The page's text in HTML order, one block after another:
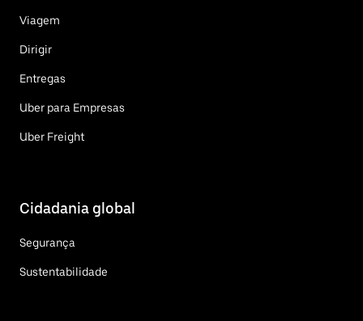
Viagem
Dirigir
Entregas
Uber para Empresas
Uber Freight
Cidadania global
Segurança
Sustentabilidade